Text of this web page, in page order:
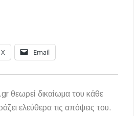
X Email
θεωρεί δικαίωμα του κάθε
ελεύθερα τις απόψεις του.